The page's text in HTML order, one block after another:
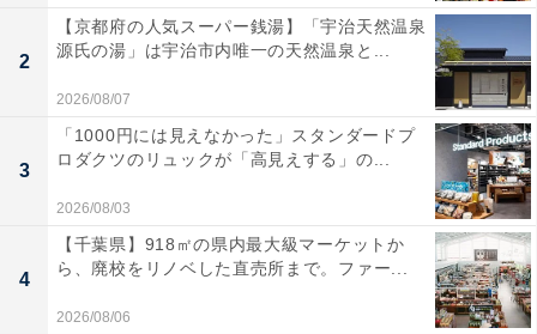
「地元の特産品や新鮮な海産物、加工品などバリエ
ーション豊かなお土産が揃っており、北海道らしさ
を感じられる点に魅力を感じたため。観光地として
の景色の良さもあり、立ち寄るだけで楽しめる満足
度の高い道の駅だと感じて選びました」（30代女性
2
【京都府の人気スーパー銭湯】「宇治天然温泉
源氏の湯」は宇治市内唯一の天然温泉と...
2026/08/07
3
「1000円には見えなかった」スタンダードプ
ロダクツのリュックが「高見えする」の...
2026/08/03
4
【千葉県】918㎡の県内最大級マーケットか
ら、廃校をリノベした直売所まで。ファー...
2026/08/06